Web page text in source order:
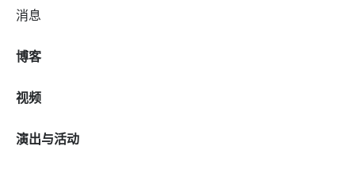
消息
博客
视频
演出与活动